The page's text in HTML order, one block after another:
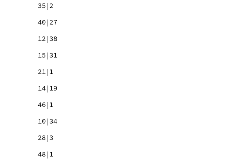
35|2
40|27
12|38
15|31
21|1
14|19
46|1
10|34
28|3
48|1